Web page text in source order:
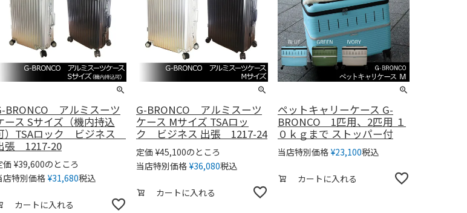
BRONCO アルミスーツ
ース Sサイズ（機内持込
）TSAロック ビジネス
張 1217-20
価 ¥39,600のところ
店特別価格¥31,680税込
カートに入れる
G-BRONCO アルミスーツ
ケース Mサイズ TSAロッ
ク ビジネス 出張 1217-24
定価 ¥45,100のところ
当店特別価格 ¥36,080税込
カートに入れる
ペットキャリーケース G-
BRONCO 1匹用、2匹用 １
０ｋｇまで ストッパー付
当店特別価格 ¥23,100税込
カートに入れる